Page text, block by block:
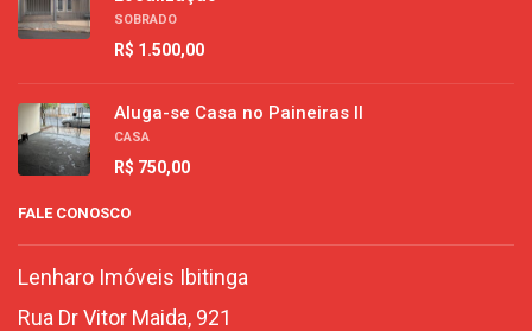
SOBRADO
R$ 1.500,00
Aluga-se Casa no Paineiras II
CASA
R$ 750,00
FALE CONOSCO
Lenharo Imóveis Ibitinga
Rua Dr Vitor Maida, 921